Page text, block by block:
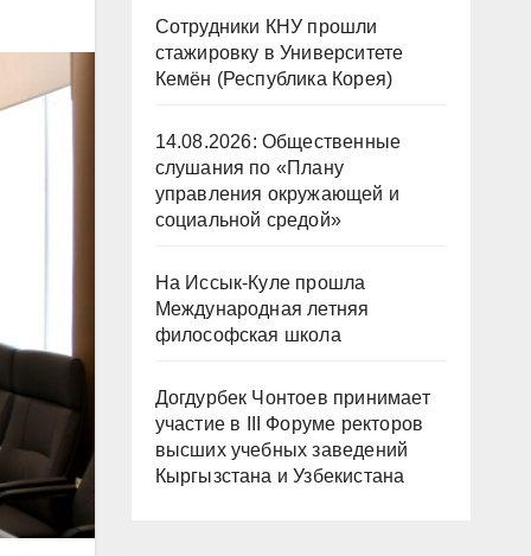
Сотрудники КНУ прошли
стажировку в Университете
Кемён (Республика Корея)
14.08.2026: Общественные
слушания по «Плану
управления окружающей и
социальной средой»
На Иссык-Куле прошла
Международная летняя
философская школа
Догдурбек Чонтоев принимает
участие в III Форуме ректоров
высших учебных заведений
Кыргызстана и Узбекистана